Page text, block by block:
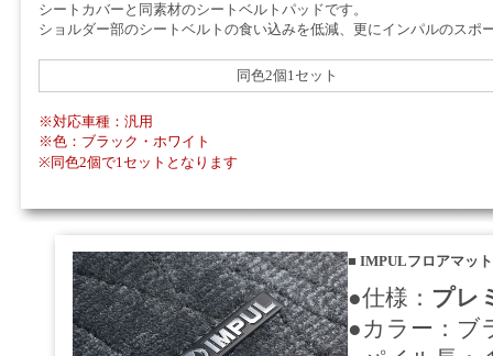
シートカバーと同素材のシートベルトパッドです。
ショルダー部のシートベルトの食い込みを低減、更にインパルのスポ
同色2個1セット
※対応車種：汎用
※色：ブラック・ホワイト
※同色2個で1セットとなります
■ IMPULフロアマット
●仕様： プレ
●カラー：ブ